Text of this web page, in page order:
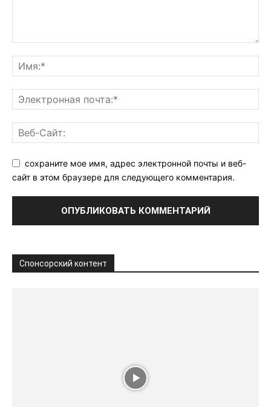
сохраните мое имя, адрес электронной почты и веб-
сайт в этом браузере для следующего комментария.
Спонсорский контент